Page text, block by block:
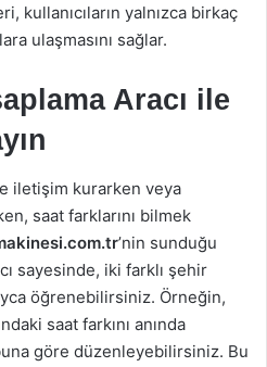
kullanıcıların yalnızca birkaç
ulaşmasını sağlar.
Aracı ile
iletişim kurarken veya
saat farklarını bilmek
’nin sunduğu
sayesinde, iki farklı şehir
öğrenebilirsiniz. Örneğin,
saat farkını anında
göre düzenleyebilirsiniz. Bu